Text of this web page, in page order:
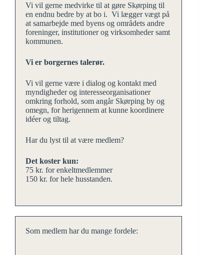
Vi vil gerne medvirke til at gøre Skørping til
en endnu bedre by at bo i. Vi lægger vægt på
at samarbejde med byens og områdets andre
foreninger, institutioner og virksomheder samt
kommunen.
Vi er borgernes talerør.
Vi vil gerne være i dialog og kontakt med
myndigheder og interesseorganisationer
omkring forhold, som angår Skørping by og
omegn, for herigennem at kunne koordinere
idéer og tiltag.
Har du lyst til at være medlem?
Det koster kun:
75 kr. for enkeltmedlemmer
150 kr. for hele husstanden.
Som medlem har du mange fordele: